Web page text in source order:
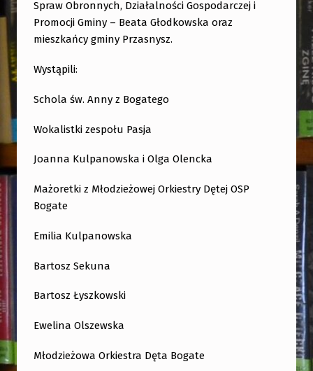
O
N
E
R
„
Ś
P
I
W
A
J
I
E
Spraw Obronnych, DziałalnościGospodarczej i
Promocji Gminy – Beata Głodkowska oraz
mieszkańcy gminy Przasnysz.
Wystąpili:
Schola św. Anny z Bogatego
Wokalistki zespołu Pasja
Joanna Kulpanowska i Olga Olencka
Mażoretki z Młodzieżowej Orkiestry Dętej OSP
Bogate
Emilia Kulpanowska
Bartosz Sekuna
Bartosz Łyszkowski
Ewelina Olszewska
Młodzieżowa Orkiestra Dęta Bogate